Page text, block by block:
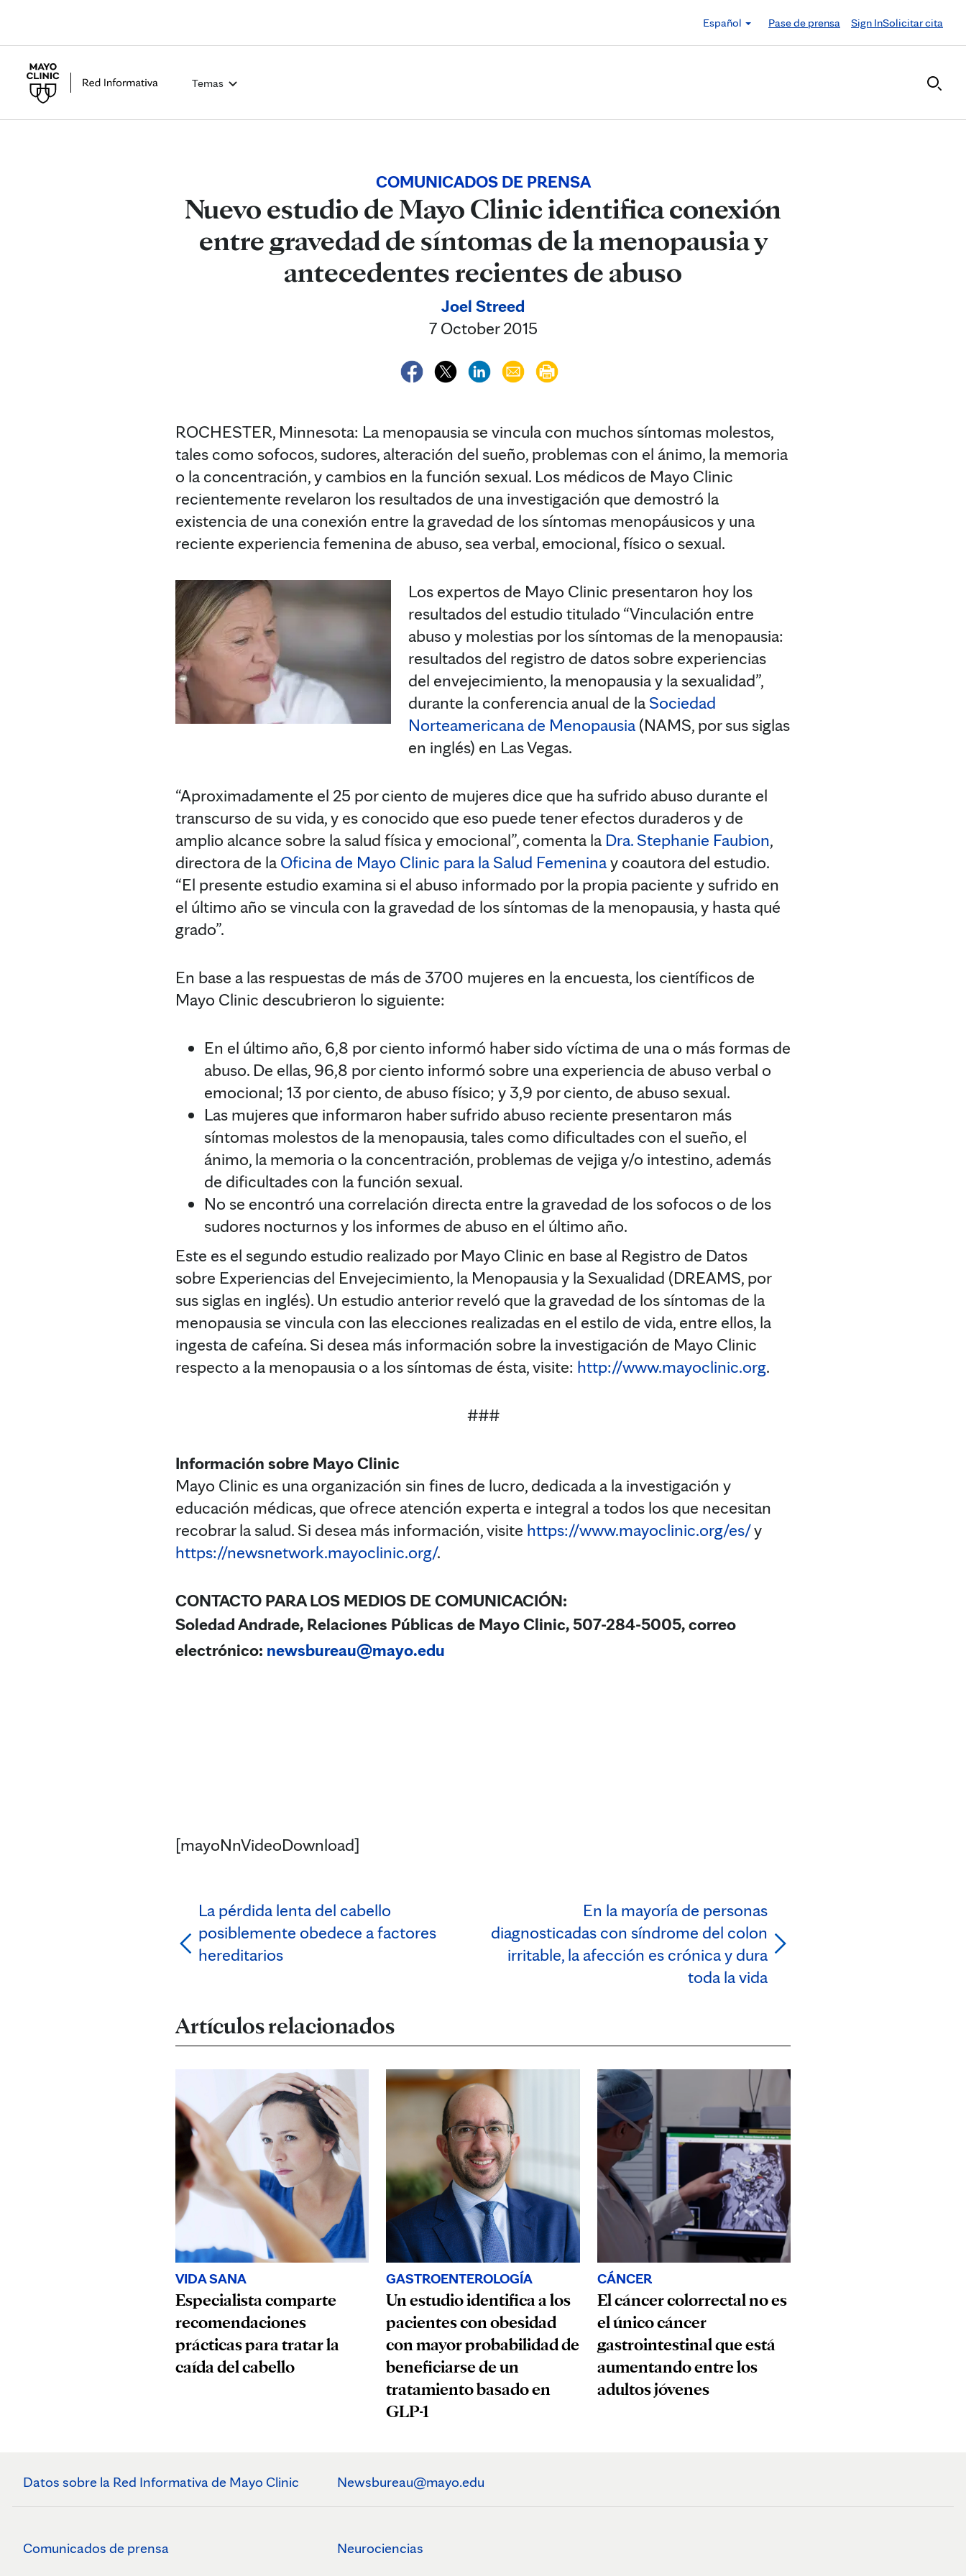
Español
Pase de prensa Sign InSolicitar cita
Temas
COMUNICADOS DE PRENSA
Nuevo estudio de Mayo Clinic identifica conexión
entre gravedad de síntomas de la menopausia y
antecedentes recientes de abuso
Joel Streed
7 October 2015
ROCHESTER, Minnesota: La menopausia se vincula con muchos síntomas molestos,
tales como sofocos, sudores, alteración del sueño, problemas con el ánimo, la memoria
o la concentración, y cambios en la función sexual. Los médicos de Mayo Clinic
recientemente revelaron los resultados de una investigación que demostró la
existencia de una conexión entre la gravedad de los síntomas menopáusicos y una
reciente experiencia femenina de abuso, sea verbal, emocional, físico o sexual.
Los expertos de Mayo Clinic presentaron hoy los
resultados del estudio titulado “Vinculación entre
abuso y molestias por los síntomas de la menopausia:
resultados del registro de datos sobre experiencias
del envejecimiento, la menopausia y la sexualidad”,
durante la conferencia anual de la Sociedad
Norteamericana de Menopausia (NAMS, por sus siglas
en inglés) en Las Vegas.
“Aproximadamente el 25 por ciento de mujeres dice que ha sufrido abuso durante el
transcurso de su vida, y es conocido que eso puede tener efectos duraderos y de
amplio alcance sobre la salud física y emocional”, comenta la Dra. Stephanie Faubion,
directora de la Oficina de Mayo Clinic para la Salud Femeninay coautora del estudio.
“El presente estudio examina si el abuso informado por la propia paciente y sufrido en
el último año se vincula con la gravedad de los síntomas de la menopausia, y hasta qué
grado”.
En base a las respuestas de más de 3700 mujeres en la encuesta, los científicos de
Mayo Clinic descubrieron lo siguiente:
En el último año, 6,8 por ciento informó haber sido víctima de una o más formas de
abuso. De ellas, 96,8 por ciento informó sobre una experiencia de abuso verbal o
emocional; 13 por ciento, de abuso físico; y 3,9 por ciento, de abuso sexual.
Las mujeres que informaron haber sufrido abuso reciente presentaron más
síntomas molestos de la menopausia, tales como dificultades con el sueño, el
ánimo, la memoria o la concentración, problemas de vejiga y/o intestino, además
de dificultades con la función sexual.
No se encontró una correlación directa entre la gravedad de los sofocos o de los
sudores nocturnos y los informes de abuso en el último año.
Este es el segundo estudio realizado por Mayo Clinic en base al Registro de Datos
sobre Experiencias del Envejecimiento, la Menopausia y la Sexualidad (DREAMS, por
sus siglas en inglés). Un estudio anterior reveló que la gravedad de los síntomas de la
menopausia se vincula con las elecciones realizadas en el estilo de vida, entre ellos, la
ingesta de cafeína. Si desea más información sobre la investigación de Mayo Clinic
respecto a la menopausia o a los síntomas de ésta, visite: http://www.mayoclinic.org.
###
Información sobre Mayo Clinic
Mayo Clinic es una organización sin fines de lucro, dedicada a la investigación y
educación médicas, que ofrece atención experta e integral a todos los que necesitan
recobrar la salud. Si desea más información, visite https://www.mayoclinic.org/es/y
https://newsnetwork.mayoclinic.org/.
CONTACTO PARA LOS MEDIOS DE COMUNICACIÓN:
Soledad Andrade, Relaciones Públicas de Mayo Clinic, 507-284-5005, correo
electrónico: newsbureau@mayo.edu
[mayoNnVideoDownload]
La pérdida lenta del cabello
posiblemente obedece a factores
hereditarios
En la mayoría de personas
diagnosticadas con síndrome del colon
irritable, la afección es crónica y dura
toda la vida
Artículos relacionados
VIDA SANA
Especialista comparte
recomendaciones
prácticas para tratar la
caída del cabello
GASTROENTEROLOGÍA
Un estudio identifica a los
pacientes con obesidad
con mayor probabilidad de
beneficiarse de un
tratamiento basado en
GLP-1
CÁNCER
El cáncer colorrectal no es
el único cáncer
gastrointestinal que está
aumentando entre los
adultos jóvenes
Datos sobre la Red Informativa de Mayo Clinic Newsbureau@mayo.edu
Comunicados de prensa
Neurociencias